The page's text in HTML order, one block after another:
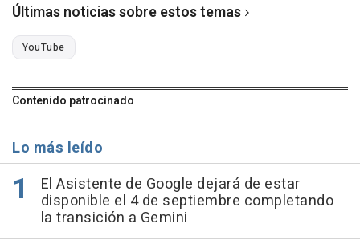
Últimas noticias sobre estos temas
YouTube
Contenido patrocinado
Lo más leído
El Asistente de Google dejará de estar
disponible el 4 de septiembre completando
la transición a Gemini